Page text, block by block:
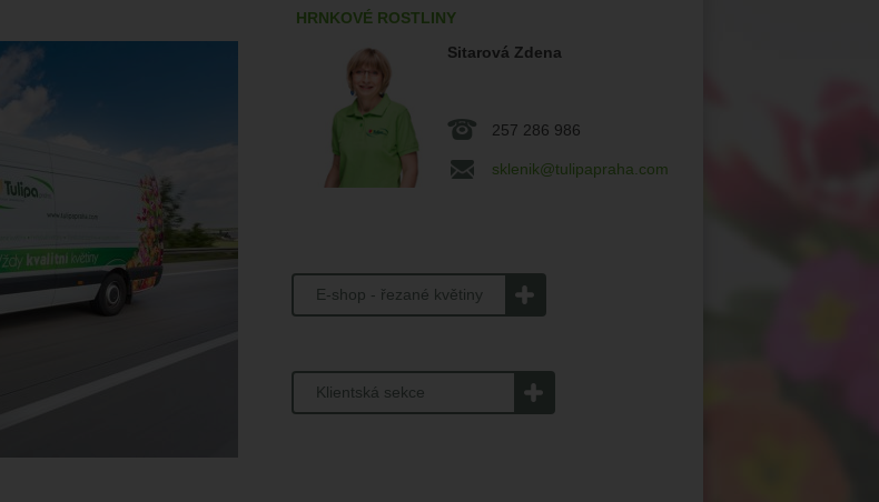
HRNKOVÉ ROSTLINY
Sitarová Zdena
257 286 986
sklenik tulipapraha.com
E-shop - řezané květiny
Klientská sekce